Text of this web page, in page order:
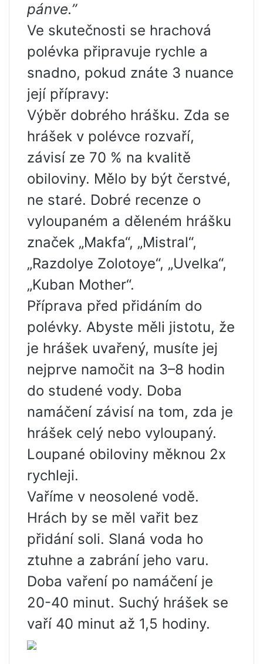
pánve.”
Ve skutečnosti se hrachová
polévka připravuje rychle a
snadno, pokud znáte 3 nuance
její přípravy:
Výběr dobrého hrášku. Zda se
hrášek v polévce rozvaří,
závisí ze 70 % na kvalitě
obiloviny. Mělo by být čerstvé,
ne staré. Dobré recenze o
vyloupaném a děleném hrášku
značek „Makfa“, „Mistral“,
„Razdolye Zolotoye“, „Uvelka“,
„Kuban Mother“.
Příprava před přidáním do
polévky. Abyste měli jistotu, že
je hrášek uvařený, musíte jej
nejprve namočit na 3–8 hodin
do studené vody. Doba
namáčení závisí na tom, zda je
hrášek celý nebo vyloupaný.
Loupané obiloviny měknou 2x
rychleji.
Vaříme v neosolené vodě.
Hrách by se měl vařit bez
přidání soli. Slaná voda ho
ztuhne a zabrání jeho varu.
Doba vaření po namáčení je
20-40 minut. Suchý hrášek se
vaří 40 minut až 1,5 hodiny.